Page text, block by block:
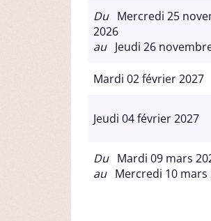
Du Mercredi 25
2026
au Jeudi 26
Mardi 02 février 2027
Jeudi 04 février 2027
Du Mardi 09 mars
au Mercredi 10 mars